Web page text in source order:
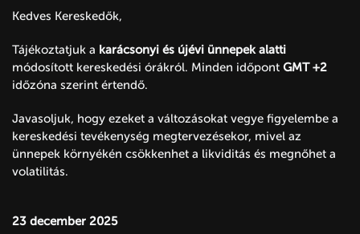
Kedves Kereskedők,
Tájékoztatjuk a karácsonyi és újévi ünnepek alatti
módosított kereskedési órákról. Minden időpont GMT +2
időzóna szerint értendő.
Javasoljuk, hogy ezeket a változásokat vegye figyelembe a
kereskedési tevékenység megtervezésekor, mivel az
ünnepek környékén csökkenhet a likviditás és megnőhet a
volatilitás.
23 december 2025